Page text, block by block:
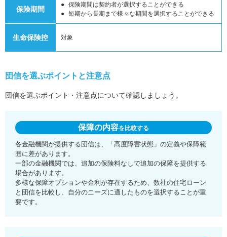
保険期間
保険期間は契約者が選択することができる
短期から長期まで様々な期間を選択することができる
生命保険控 対象
団信を選ぶポイントと注意点
団信を選ぶポイント・注意点について確認しましょう。
保障の内容を比較する
各金融機関が提供する団信は、「高度障害状態」の定義や保障範
囲に差があります。
一部の金融機関では、追加の保険料なしで追加の保障を提供する
場合があります。
多様な保障オプションや金利が存在するため、数社の住宅ローン
と団信を比較し、自分のニーズに適したものを選択することが重
要です。